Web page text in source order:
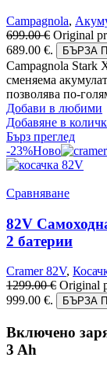
Campagnola,
699.00€ Original
689.00 €.
БЪРЗА
Campagnola Stark
сменяема
позволява по-
Добави в любими
Добавяне в
Бърз преглед
-23%Ново
Сравняване
82V
2 батерии
Cramer 82V,
1299.00€ Original
999.00 €.
БЪРЗА
Включено
3 Ah